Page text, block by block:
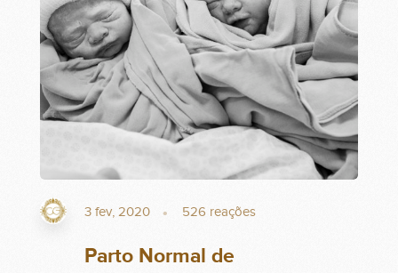
3 fev, 2020 526 reações
Parto Normal de